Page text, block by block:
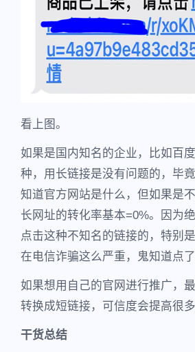
看上图。
如果是国内知名的企业，比如百
种，用长链接是没有问题的，毕
知道官方网站是什么，但如果是
长网址的转化率基本=0%。因为
点击这种不知名的链接的，特别
在电信诈骗这么严重，鬼知道点
如果想用自己的官网进行推广，
转换成短链接，可信度会提高很多
干货总结